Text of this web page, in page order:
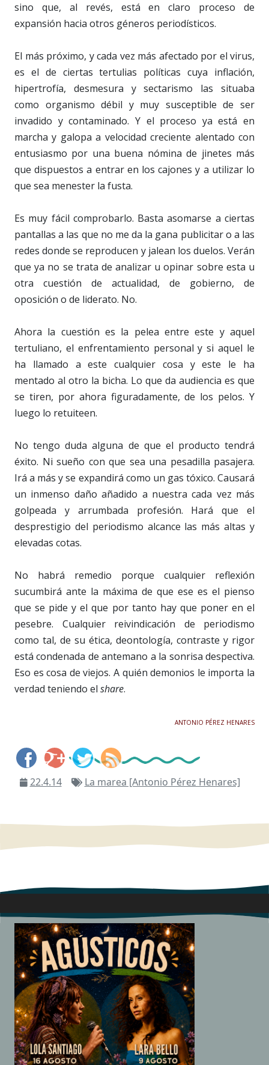
sino que, al revés, está en claro proceso de
expansión hacia otros géneros periodísticos.
El más próximo, y cada vez más afectado por el virus,
es el de ciertas tertulias políticas cuya inflación,
hipertrofía, desmesura y sectarismo las situaba
como organismo débil y muy susceptible de ser
invadido y contaminado. Y el proceso ya está en
marcha y galopa a velocidad creciente alentado con
entusiasmo por una buena nómina de jinetes más
que dispuestos a entrar en los cajones y a utilizar lo
que sea menester la fusta.
Es muy fácil comprobarlo. Basta asomarse a ciertas
pantallas a las que no me da la gana publicitar o a las
redes donde se reproducen y jalean los duelos. Verán
que ya no se trata de analizar u opinar sobre esta u
otra cuestión de actualidad, de gobierno, de
oposición o de liderato. No.
Ahora la cuestión es la pelea entre este y aquel
tertuliano, el enfrentamiento personal y si aquel le
ha llamado a este cualquier cosa y este le ha
mentado al otro la bicha. Lo que da audiencia es que
se tiren, por ahora figuradamente, de los pelos. Y
luego lo retuiteen.
No tengo duda alguna de que el producto tendrá
éxito. Ni sueño con que sea una pesadilla pasajera.
Irá a más y se expandirá como un gas tóxico. Causará
un inmenso daño añadido a nuestra cada vez más
golpeada y arrumbada profesión. Hará que el
desprestigio del periodismo alcance las más altas y
elevadas cotas.
No habrá remedio porque cualquier reflexión
sucumbirá ante la máxima de que ese es el pienso
que se pide y el que por tanto hay que poner en el
pesebre. Cualquier reivindicación de periodismo
como tal, de su ética, deontología, contraste y rigor
está condenada de antemano a la sonrisa despectiva.
Eso es cosa de viejos. A quién demonios le importa la
verdad teniendo el share.
ANTONIO PÉREZ HENARES
22.4.14 La marea [Antonio Pérez Henares]